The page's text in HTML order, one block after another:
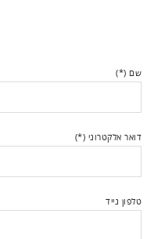
שם (*)
דואר אלקטרוני (*)
טלפון נייד